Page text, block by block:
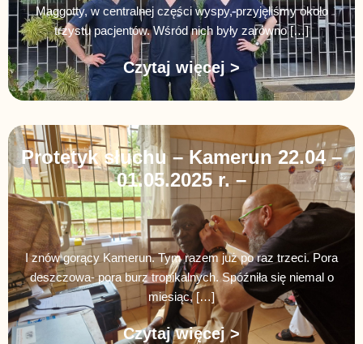
Maggotty, w centralnej części wyspy, przyjęliśmy około
trzystu pacjentów. Wśród nich były zarówno […]
Czytaj więcej >
Protetyk słuchu – Kamerun 22.04 –
01.05.2025 r. –
I znów gorący Kamerun. Tym razem już po raz trzeci. Pora
deszczowa- pora burz tropikalnych. Spóźniła się niemal o
miesiąc, […]
Czytaj więcej >